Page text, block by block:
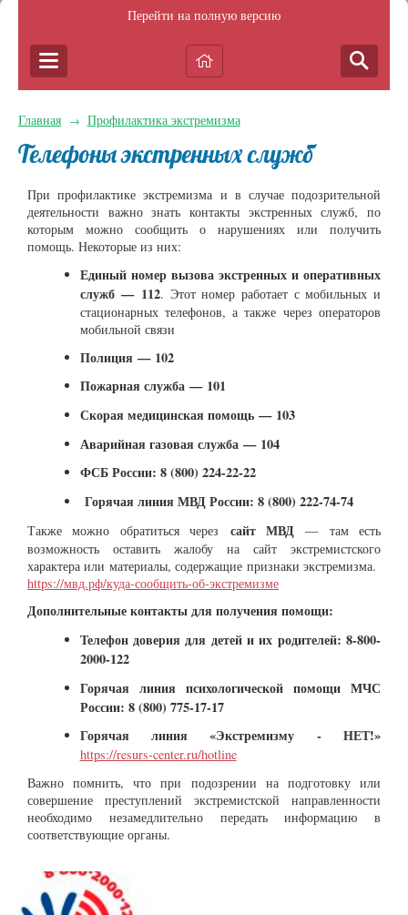
Перейти на полную версию
Главная → Профилактика экстремизма
Телефоны экстренных служб
При профилактике экстремизма и в случае подозрительной
деятельности важно знать контакты экстренных служб, по
которым можно сообщить о нарушениях или получить
помощь. Некоторые из них:
Единый номер вызова экстренных и оперативных
служб — 112. Этот номер работает с мобильных и
стационарных телефонов, а также через операторов
мобильной связи
Полиция — 102
Пожарная служба — 101
Скорая медицинская помощь — 103
Аварийная газовая служба — 104
ФСБ России: 8 (800) 224-22-22
Горячая линия МВД России: 8 (800) 222-74-74
Также можно обратиться через сайт МВД— там есть
возможность оставить жалобу на сайт экстремистского
характера или материалы, содержащие признаки экстремизма.
https://мвд.рф/куда-сообщить-об-экстремизме
Дополнительные контакты для получения помощи:
Телефон доверия для детей и их родителей: 8-800-
2000-122
Горячая линия психологической помощи МЧС
России: 8 (800) 775-17-17
Горячая линия «Экстремизму - НЕТ!»
https://resurs-center.ru/hotline
Важно помнить, что при подозрении на подготовку или
совершение преступлений экстремистской направленности
необходимо незамедлительно передать информацию в
соответствующие органы.